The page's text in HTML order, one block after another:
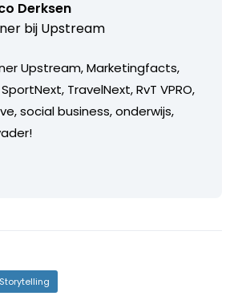
Derksen
bij Upstream
Upstream, Marketingfacts,
TravelNext, RvT VPRO,
social business, onderwijs,